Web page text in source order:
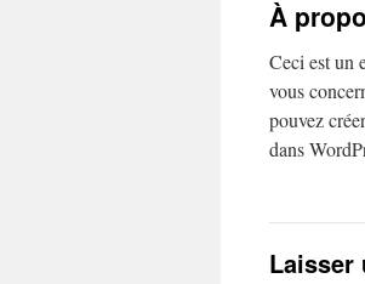
contenu
À
Ceci est un
vous
pouvez
dans
Laisser